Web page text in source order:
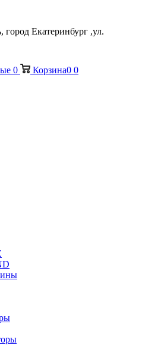
город Екатеринбург ,ул.
0 Корзина0 0